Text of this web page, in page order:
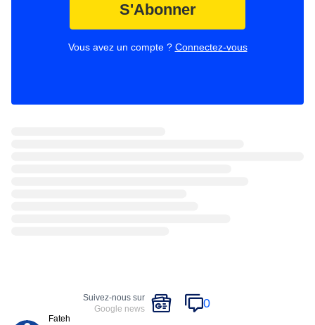
S'Abonner
Vous avez un compte ? Connectez-vous
Fateh
Suivez-nous sur
Google news
0